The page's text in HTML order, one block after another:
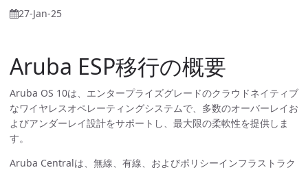
27-Jan-25
Aruba ESP移行の概要
Aruba OS 10は、エンタープライズグレードのクラウドネイティブ
なワイヤレスオペレーティングシステムで、多数のオーバーレイお
よびアンダーレイ設計をサポートし、最大限の柔軟性を提供しま
す。
Aruba Centralは、無線、有線、およびポリシーインフラストラク